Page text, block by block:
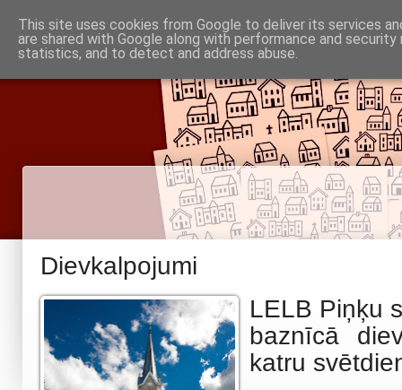
Piņķu draudze
Babītes un Jaunmārupes luterāņiem
Baznīca
Par mums
Noderīgi
Informācija
Dievkalpojumi
LELB Piņķu
baznīcā
katru
This site uses cookies from Google to deliver its services
are shared with Google along with performance and
statistics, and to detect and address abuse.